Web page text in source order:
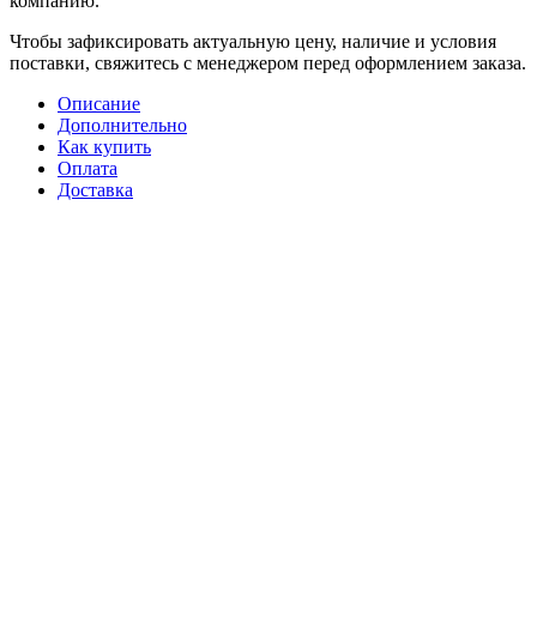
Чтобы зафиксировать актуальную цену, наличие и условия
поставки, свяжитесь с менеджером перед оформлением заказа.
Описание
Дополнительно
Как купить
Оплата
Доставка